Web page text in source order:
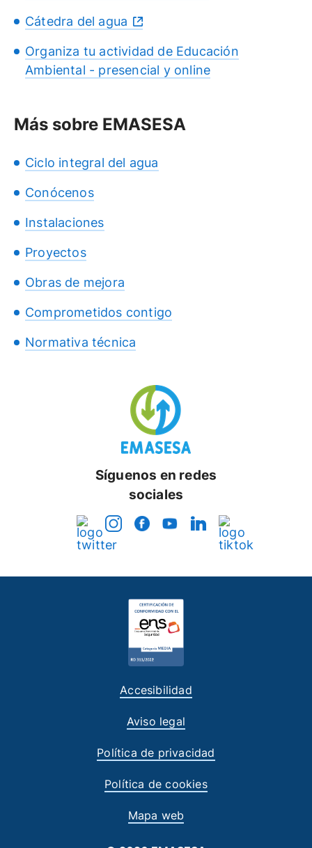
Cátedra del agua
Organiza tu actividad de Educación
Ambiental - presencial y online
Más sobre EMASESA
Ciclo integral del agua
Conócenos
Instalaciones
Proyectos
Obras de mejora
Comprometidos contigo
Normativa técnica
Síguenos en redes
sociales
Accesibilidad
Aviso legal
Política de privacidad
Política de cookies
Mapa web